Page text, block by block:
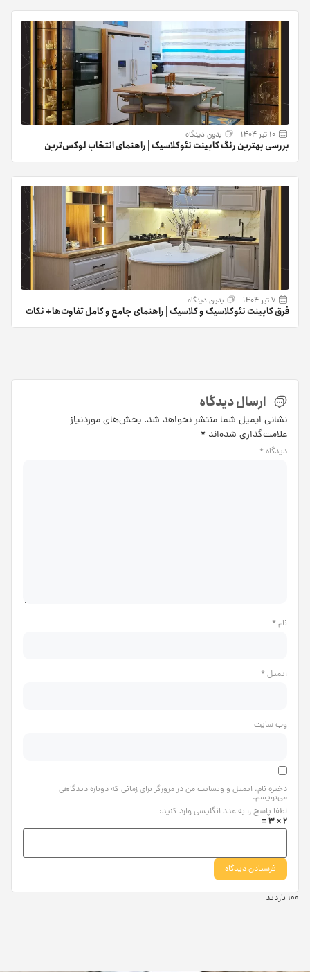
10 تیر 1404 بدون دیدگاه
بررسی بهترین رنگ کابینت نئوکلاسیک | راهنمای انتخاب لوکس‌ترین
رنگ‌ها
7 تیر 1404 بدون دیدگاه
فرق کابینت نئوکلاسیک و کلاسیک | راهنمای جامع و کامل تفاوت‌ها + نکات
کلیدی
ارسال دیدگاه
نشانی ایمیل شما منتشر نخواهد شد.بخش‌های موردنیاز
علامت‌گذاری شده‌اند*
دیدگاه*
نام*
ایمیل*
وب‌ سایت
ذخیره نام، ایمیل و وبسایت من در مرورگر برای زمانی که دوباره دیدگاهی
می‌نویسم.
لطفا پاسخ را به عدد انگلیسی وارد کنید:
100 بازدید